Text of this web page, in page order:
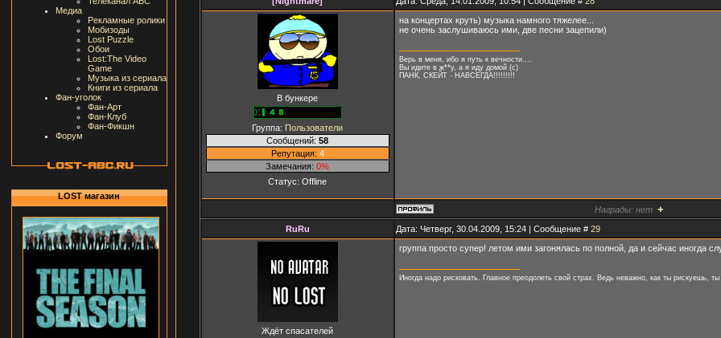
Медиа
Рекламные ролики
Мобизоды
Lost Puzzle
Обои
Lost:The Video
Game
Музыка из сериала
Книги из сериала
Фан-уголок
Фан-Арт
Фан-Клуб
Фан-Фикшн
Форум
LOST магазин
В бункере
Группа: Пользователи
Сообщений: 58
Репутация: 4
Замечания: 0%
Статус: Offline
на концертах круть) музыка намного тяжелее...
не очень заслушиваюсь ими, две песни зацепили)
Верь в меня, ибо я путь к вечности....
Вы идите в ж**у, а я иду домой (с)
ПАНК, СКЕЙТ - НАВСЕГДА!!!!!!!!!
Награды: нет +
RuRu Дата: Четверг, 30.04.2009, 15:24 | Сообщение # 29
Ждёт спасателей
группа просто супер! летом ими загонялась по полной, да и сейчас иногда
Иногда надо рисковать. Главное преодолеть свой страх. Ведь неважно, как ты рискуешь,